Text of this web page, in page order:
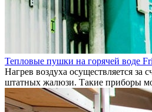
Тепловые пушки на горячей воде
Нагрев воздуха осуществляется за
штатных жалюзи. Такие приборы